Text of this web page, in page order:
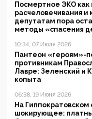
Посмертное ЭКО как
расчеловечивания и
депутатам пора
методы «спасения
10:34, 07 Июля 2026
Пантеон «героям»-
противникам
Лавре: Зеленский и
копыта
06:38, 19 Июня 2026
На Гиппократовском
шокирующее: